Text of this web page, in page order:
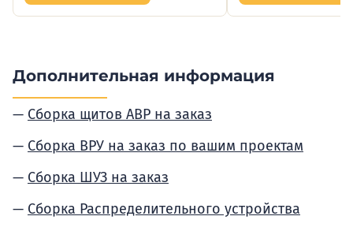
Дополнительная информация
Сборка щитов АВР на заказ
Сборка ВРУ на заказ по вашим проектам
Сборка ШУЗ на заказ
Сборка Распределительного устройства